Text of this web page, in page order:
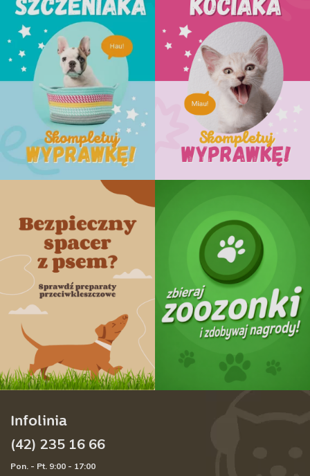
Infolinia
(42) 235 16 66
Pon. - Pt. 9:00 - 17:00